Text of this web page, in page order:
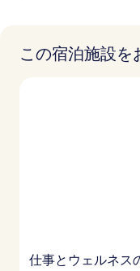
この宿泊施設を
仕事とウェルネス